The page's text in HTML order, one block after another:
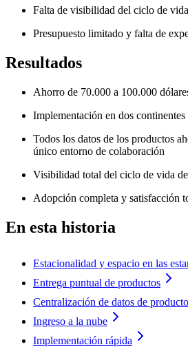
Falta de visibilidad del ciclo de
Presupuesto limitado y falta de
Resultados
Ahorro de 70.000 a 100.000
Implementación en dos continentes
Todos los datos de los productos
único entorno de colaboración
Visibilidad total del ciclo de vida
Adopción completa y satisfacción
En esta historia
Estacionalidad y espacio en las
Entrega puntual de productos
Centralización de datos de
Ingreso a la nube
Implementación rápida